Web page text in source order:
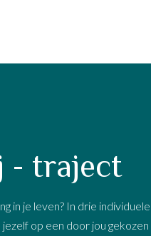
- traject
in je leven? In drie
op een door jou gekozen